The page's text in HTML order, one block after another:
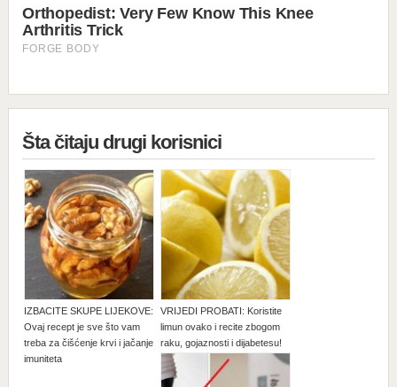
Šta čitaju drugi korisnici
IZBACITE SKUPE LIJEKOVE:
Ovaj recept je sve što vam
treba za čišćenje krvi i jačanje
imuniteta
VRIJEDI PROBATI: Koristite
limun ovako i recite zbogom
raku, gojaznosti i dijabetesu!